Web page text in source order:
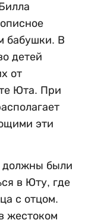
бабушки. В
детей
от
Юта. При
эти
должны были
в Юту, где
с отцом.
жестоком